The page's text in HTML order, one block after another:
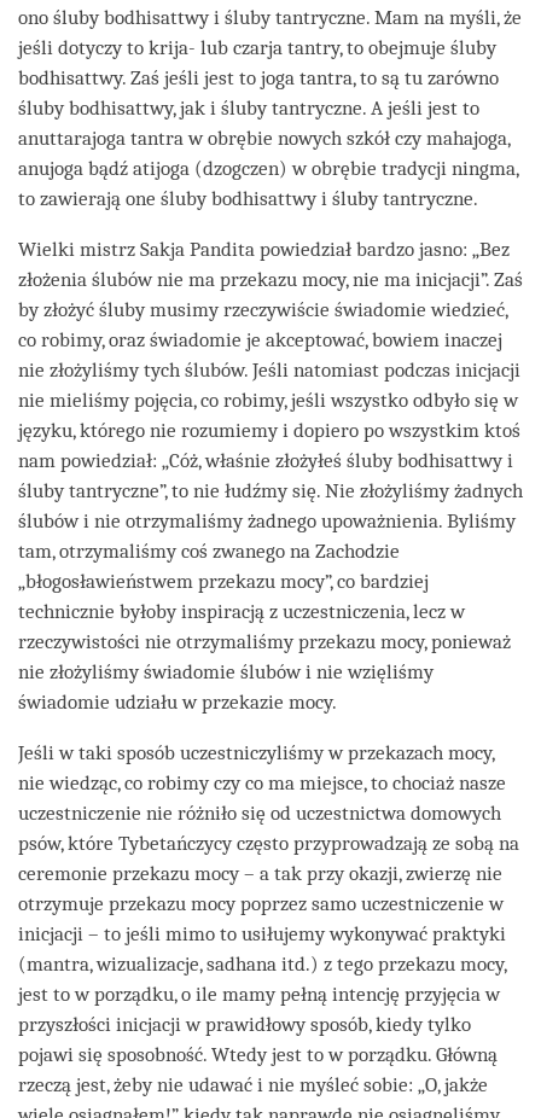
ono śluby bodhisattwy i śluby tantryczne. Mam na myśli, że
jeśli dotyczy to krija- lub czarja tantry, to obejmuje śluby
bodhisattwy. Zaś jeśli jest to joga tantra, to są tu zarówno
śluby bodhisattwy, jak i śluby tantryczne. A jeśli jest to
anuttarajoga tantra w obrębie nowych szkół czy mahajoga,
anujoga bądź atijoga (dzogczen) w obrębie tradycji ningma,
to zawierają one śluby bodhisattwy i śluby tantryczne.
Wielki mistrz Sakja Pandita powiedział bardzo jasno: „Bez
złożenia ślubów nie ma przekazu mocy, nie ma inicjacji”. Zaś
by złożyć śluby musimy rzeczywiście świadomie wiedzieć,
co robimy, oraz świadomie je akceptować, bowiem inaczej
nie złożyliśmy tych ślubów. Jeśli natomiast podczas inicjacji
nie mieliśmy pojęcia, co robimy, jeśli wszystko odbyło się w
języku, którego nie rozumiemy i dopiero po wszystkim ktoś
nam powiedział: „Cóż, właśnie złożyłeś śluby bodhisattwy i
śluby tantryczne”, to nie łudźmy się. Nie złożyliśmy żadnych
ślubów i nie otrzymaliśmy żadnego upoważnienia. Byliśmy
tam, otrzymaliśmy coś zwanego na Zachodzie
„błogosławieństwem przekazu mocy”, co bardziej
technicznie byłoby inspiracją z uczestniczenia, lecz w
rzeczywistości nie otrzymaliśmy przekazu mocy, ponieważ
nie złożyliśmy świadomie ślubów i nie wzięliśmy
świadomie udziału w przekazie mocy.
Jeśli w taki sposób uczestniczyliśmy w przekazach mocy,
nie wiedząc, co robimy czy co ma miejsce, to chociaż nasze
uczestniczenie nie różniło się od uczestnictwa domowych
psów, które Tybetańczycy często przyprowadzają ze sobą na
ceremonie przekazu mocy – a tak przy okazji, zwierzę nie
otrzymuje przekazu mocy poprzez samo uczestniczenie w
inicjacji – to jeśli mimo to usiłujemy wykonywać praktyki
(mantra, wizualizacje, sadhana itd.) z tego przekazu mocy,
jest to w porządku, o ile mamy pełną intencję przyjęcia w
przyszłości inicjacji w prawidłowy sposób, kiedy tylko
pojawi się sposobność. Wtedy jest to w porządku. Główną
rzeczą jest, żeby nie udawać i nie myśleć sobie: „O, jakże